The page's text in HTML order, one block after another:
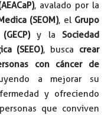
, avalado por la
(SEOM), el Grupo
y la Sociedad
(SEEO), busca crear
con cáncer de
a mejorar su
y ofreciendo
que conviven